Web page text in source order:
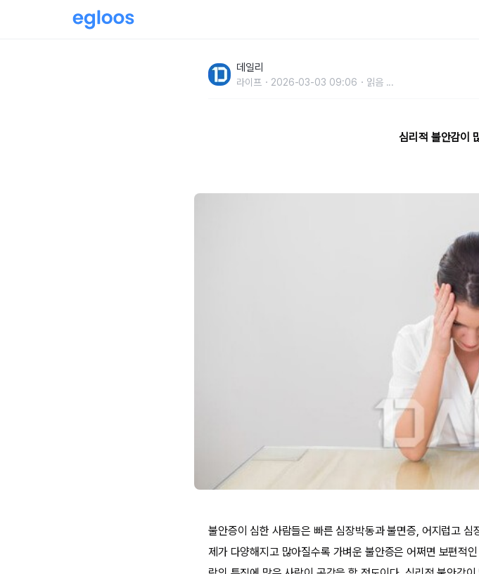
데일리
라이프 2026-03-03 09:06 읽음 ...
심리적 불안감이
불안증이 심한 사람들은 빠른 심장박동과 불면증, 어지럽고
제가 다양해지고 많아질수록 가벼운 불안증은 어쩌면 보편적